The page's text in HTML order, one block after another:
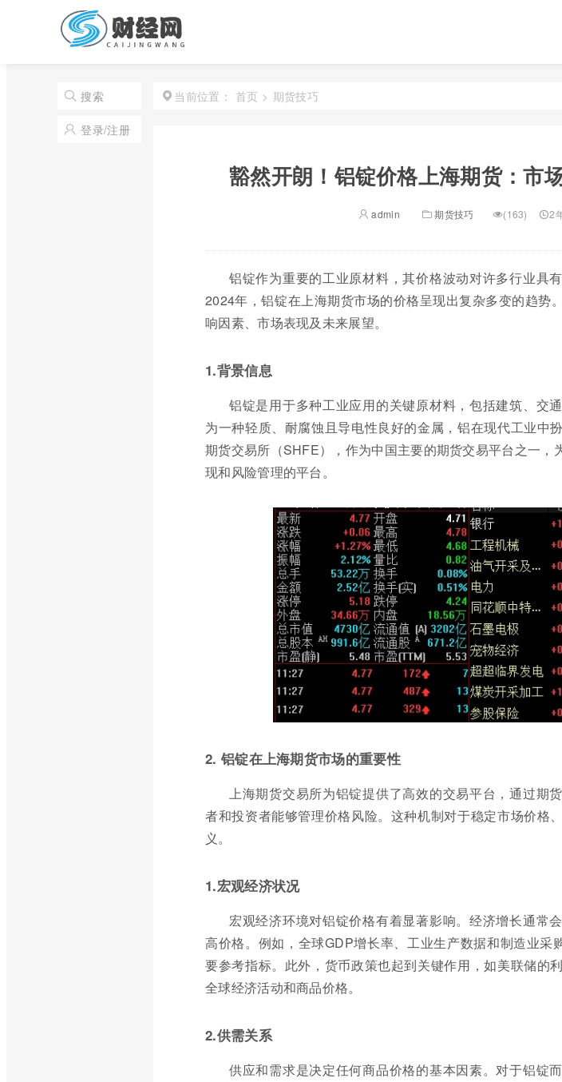
搜索
登录/注册
当前位置： 首页 > 期货技巧
豁然开朗！铝锭价格上海期货：市
admin 期货技巧 (163) 2
铝锭作为重要的工业原材料，其价格波动对许多行业具
2024年，铝锭在上海期货市场的价格呈现出复杂多变的趋势
响因素、市场表现及未来展望。
1.背景信息
铝锭是用于多种工业应用的关键原材料，包括建筑、交
为一种轻质、耐腐蚀且导电性良好的金属，铝在现代工业中
期货交易所（SHFE），作为中国主要的期货交易平台之一，
现和风险管理的平台。
2. 铝锭在上海期货市场的重要性
上海期货交易所为铝锭提供了高效的交易平台，通过期
者和投资者能够管理价格风险。这种机制对于稳定市场价格
义。
1.宏观经济状况
宏观经济环境对铝锭价格有着显著影响。经济增长通常
高价格。例如，全球GDP增长率、工业生产数据和制造业采
要参考指标。此外，货币政策也起到关键作用，如美联储的
全球经济活动和商品价格。
2.供需关系
供应和需求是决定任何商品价格的基本因素。对于铝锭